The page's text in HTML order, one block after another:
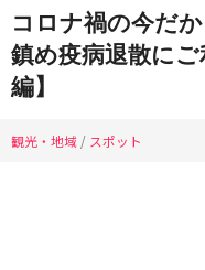
コロナ禍の今だ
鎮め疫病退散に
編】
観光・地域 / スポット